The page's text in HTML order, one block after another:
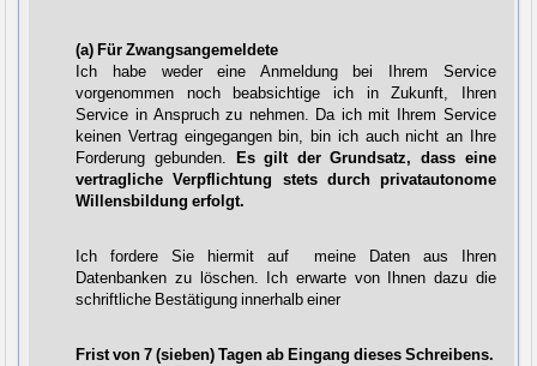
(a) Für Zwangsangemeldete
Ich habe weder eine Anmeldung bei Ihrem Service
vorgenommen noch beabsichtige ich in Zukunft, Ihren
Service in Anspruch zu nehmen. Da ich mit Ihrem Service
keinen Vertrag eingegangen bin, bin ich auch nicht an Ihre
Forderung gebunden.
Es gilt der Grundsatz, dass eine
vertragliche Verpflichtung stets durch privatautonome
Willensbildung erfolgt.
Ich fordere Sie hiermit auf meine Daten aus Ihren
Datenbanken zu löschen. Ich erwarte von Ihnen dazu die
schriftliche Bestätigung innerhalb einer
Frist von 7 (sieben) Tagen ab Eingang dieses Schreibens.